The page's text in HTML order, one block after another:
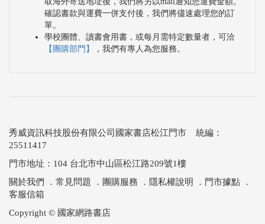
確認書款與運費一併支付後，我們將儘速處理您的訂
單。
學校團體、讀書會用書，或每月需特定數量者，可洽
【團購部門】
，我們有專人為您服務。
秀威資訊科技股份有限公司國家書店松江門市 統編：
25511417
門市地址：104 台北市中山區松江路209號1樓
關於我們
． 常見問題 ． 團購服務 ． 隱私權說明 ． 門市據點 ．
客服信箱
Copyright © 國家網路書店